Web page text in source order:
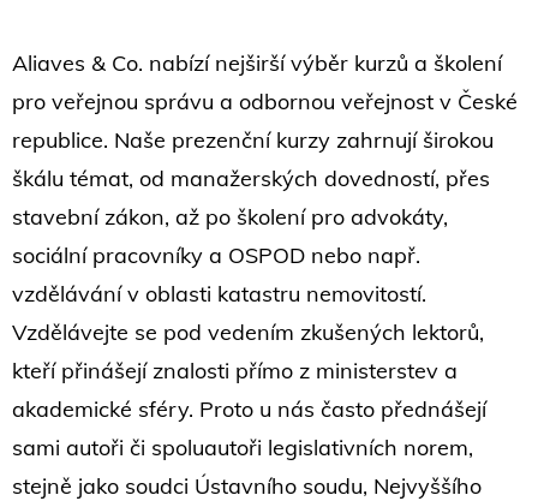
Aliaves & Co. nabízí nejširší výběr kurzů a školení
pro veřejnou správu a odbornou veřejnost v České
republice. Naše prezenční kurzy zahrnují širokou
škálu témat, od manažerských dovedností, přes
stavební zákon, až po školení pro advokáty,
sociální pracovníky a OSPOD nebo např.
vzdělávání v oblasti katastru nemovitostí.
Vzdělávejte se pod vedením zkušených lektorů,
kteří přinášejí znalosti přímo z ministerstev a
akademické sféry. Proto u nás často přednášejí
sami autoři či spoluautoři legislativních norem,
stejně jako soudci Ústavního soudu, Nejvyššího